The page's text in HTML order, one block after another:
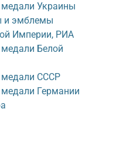
Украины
и эмблемы
Империи, РИА
Белой
медали СССР
Германии